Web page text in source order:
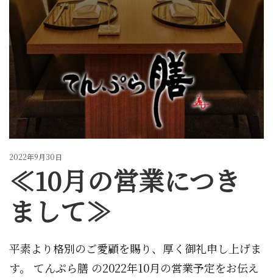
2022年9月30日
≪10月の営業につき
まして≫
平素より格別のご愛顧を賜り、厚く御礼申し上げま
す。 てんぷら膳 の2022年10月の営業予定をお伝え